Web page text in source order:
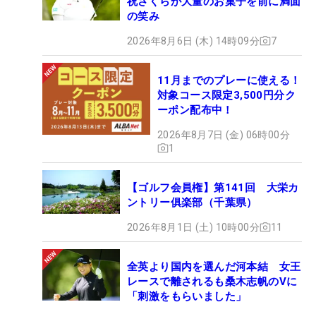
の笑み
2026年8月6日 (木) 14時09分 7
11月までのプレーに使える！
対象コース限定3,500円分ク
ーポン配布中！
2026年8月7日 (金) 06時00分
1
【ゴルフ会員権】第141回 大栄カ
ントリー俱楽部（千葉県）
2026年8月1日 (土) 10時00分 11
全英より国内を選んだ河本結 女王
レースで離されるも桑木志帆のVに
「刺激をもらいました」